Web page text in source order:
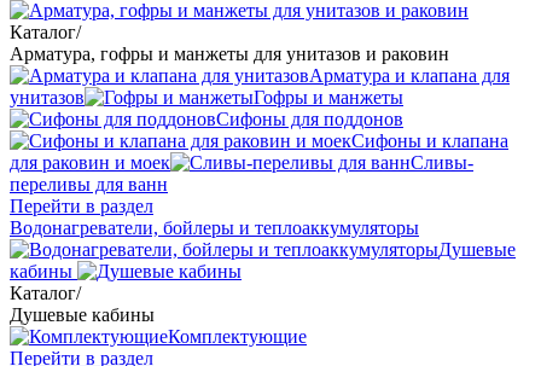
Каталог/
Арматура, гофры и манжеты для унитазов и раковин
Арматура и клапана для
унитазов
Гофры и манжеты
Сифоны для поддонов
Сифоны и клапана
для раковин и моек
Сливы-
переливы для ванн
Перейти в раздел
Водонагреватели, бойлеры и теплоаккумуляторы
Душевые
кабины
Каталог/
Душевые кабины
Комплектующие
Перейти в раздел